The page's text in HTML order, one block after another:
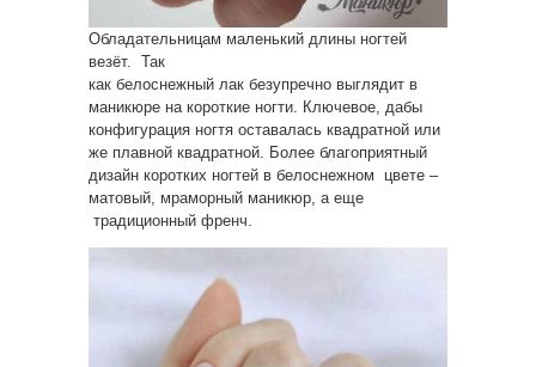
Обладательницам маленький длины ногтей
везёт. Так
как белоснежный лак безупречно выглядит в
маникюре на короткие ногти. Ключевое, дабы
конфигурация ногтя оставалась квадратной или
же плавной квадратной. Более благоприятный
дизайн коротких ногтей в белоснежном цвете –
матовый, мраморный маникюр, а еще
традиционный френч.